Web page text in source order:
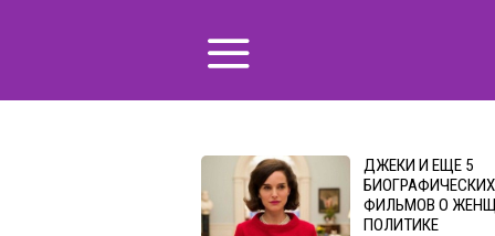
ДЖЕКИ И ЕЩЕ 5
БИОГРАФИЧЕСКИХ
ФИЛЬМОВ О
ПОЛИТИКЕ